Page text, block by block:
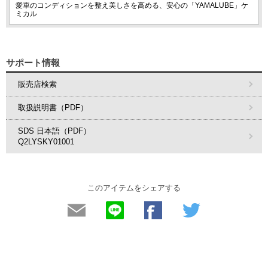
愛車のコンディションを整え美しさを高める、安心の「YAMALUBE」ケ
ミカル
サポート情報
販売店検索
取扱説明書（PDF）
SDS 日本語（PDF）
Q2LYSKY01001
このアイテムをシェアする